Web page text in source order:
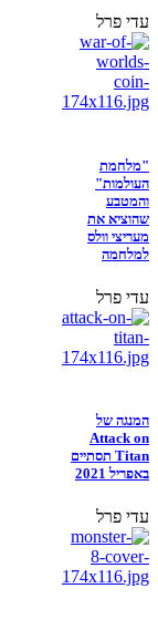
עדי פרל
"מלחמת
העולמות"
והמטבע
שהוציא את
מעריצי וולס
למלחמה
עדי פרל
המנגה של
Attack on
Titan תסתיים
באפריל 2021
עדי פרל